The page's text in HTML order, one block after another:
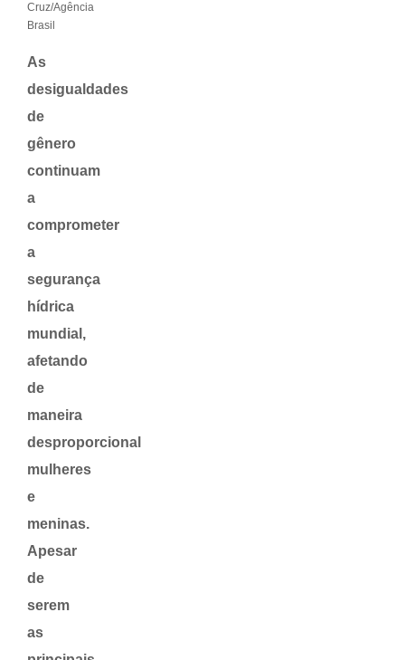
Cruz/Agência
Brasil
As
desigualdades
de
gênero
continuam
a
comprometer
a
segurança
hídrica
mundial,
afetando
de
maneira
desproporcional
mulheres
e
meninas.
Apesar
de
serem
as